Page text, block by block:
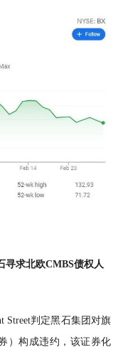
寻求北欧CMBS债权人
Street判定黑石集团对旗
）构成违约 ，该证券化